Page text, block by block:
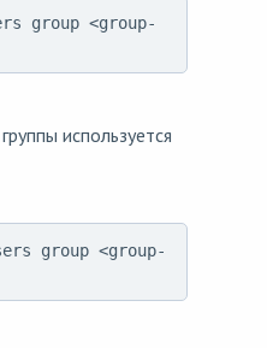
group <group-
используется
group <group-